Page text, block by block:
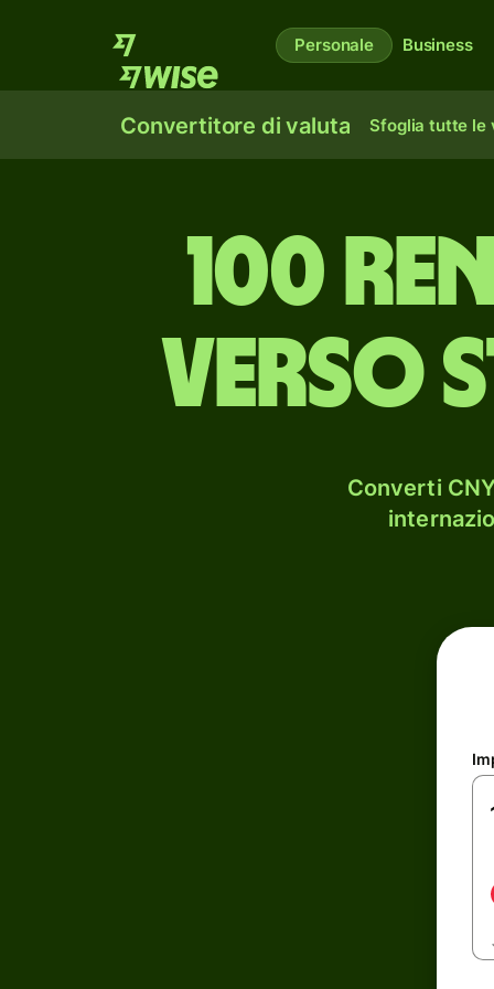
Personale Business
Convertitore di valuta Sfoglia tutte le
100
verso
Converti